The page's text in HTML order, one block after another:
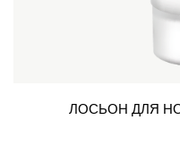
ЛОСЬОН ДЛЯ